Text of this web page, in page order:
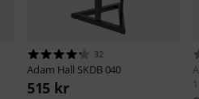
32
Adam Hall SKDB 040
515 kr